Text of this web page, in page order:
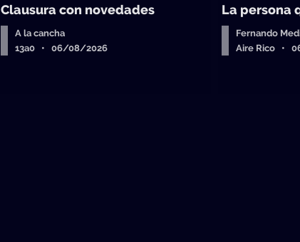
Clausura con novedades
A la cancha
13a0 • 06/08/2026
La persona
Fernando
Aire Rico •